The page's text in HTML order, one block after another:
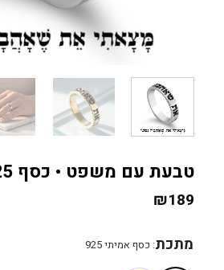
טבעת עם משפט • כסף 925
₪189
מתכת: כסף אמיתי 925